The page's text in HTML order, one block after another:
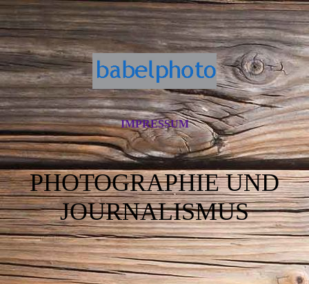
IMPRESSUM
PHOTOGRAPHIE UND
JOURNALISMUS